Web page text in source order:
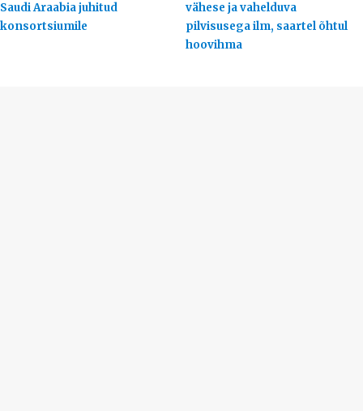
Saudi Araabia juhitud
konsortsiumile
vähese ja vahelduva
pilvisusega ilm, saartel õhtul
hoovihma